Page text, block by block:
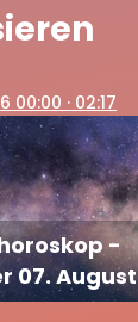
00:00 · 02:17
-
07. August